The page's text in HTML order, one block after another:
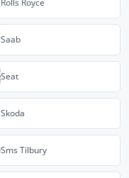
Saab
Seat
Skoda
Sms Tilbury